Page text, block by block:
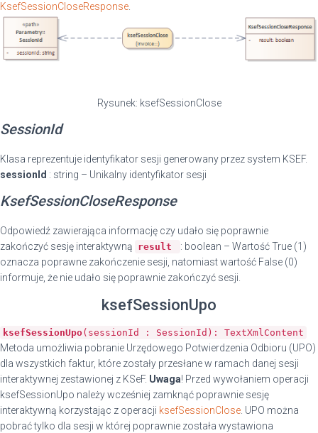
KsefSessionCloseResponse.
Rysunek: ksefSessionClose
SessionId
Klasa reprezentuje identyfikator sesji generowany przez system KSEF.
sessionId : string – Unikalny identyfikator sesji
KsefSessionCloseResponse
Odpowiedź zawierająca informację czy udało się poprawnie
zakończyć sesję interaktywną result
: boolean – Wartość True (1)
oznacza poprawne zakończenie sesji, natomiast wartość False (0)
informuje, że nie udało się poprawnie zakończyć sesji.
ksefSessionUpo
ksefSessionUpo(sessionId : SessionId): TextXmlContent
Metoda umożliwia pobranie Urzędowego Potwierdzenia Odbioru (UPO)
dla wszystkich faktur, które zostały przesłane w ramach danej sesji
interaktywnej zestawionej z KSeF. Uwaga! Przed wywołaniem operacji
ksefSessionUpo należy wcześniej zamknąć poprawnie sesję
interaktywną korzystając z operacji ksefSessionClose. UPO można
pobrać tylko dla sesji w której poprawnie została wystawiona